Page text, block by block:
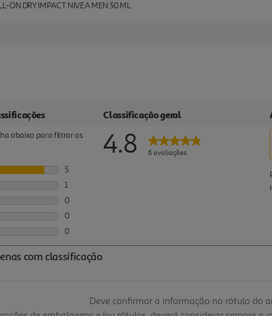
ON DRY IMPACT NIVEA MEN 50 ML
Deve confirmar a informação no rótulo do